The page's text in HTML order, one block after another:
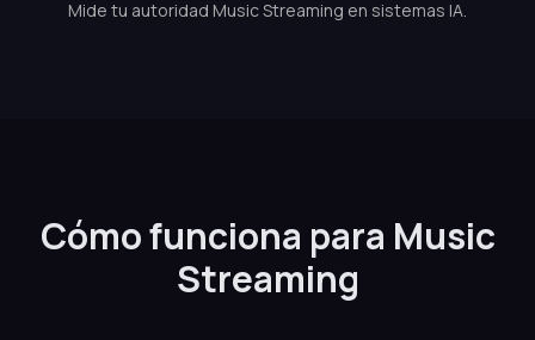
Mide tu autoridad Music Streaming en sistemas IA.
Cómo funciona para Music
Streaming